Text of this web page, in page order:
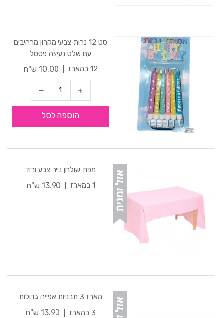
סט 12 נרות צבעי מקרון מרהיבים
עם שלט נעיצה פסטל
12 במארז
10.00 ש"ח
הוספה לסל
מפת שולחן נייר צבע ורוד
1 במארז
13.90 ש"ח
מארז 3 תבניות אפייה גדולות
3 במארז
13.90 ש"ח